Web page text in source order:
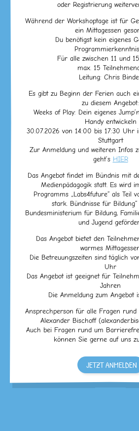
oder Registrierung
Während der Workshoptage ist für
ein Mittagessen
Du benötigst kein eigenes
Für alle zwischen 11 und
max. 15
Leitung: Chris
Es gibt zu Beginn der Ferien auch
zu diesem Angebot:
Weeks of Play: Dein eigenes
Handy entwickeln
30.07.2026 von 14:00 bis 17:30 Uhr
Stuttgart
Zur Anmeldung und weiteren Infos
geht’s HIER
Das Angebot findet im Bündnis mit
Medienpädagogik statt. Es wird
Programms „Labs4future“ als Teil
stark. Bündnisse für
Bundesministerium für Bildung,
und Jugend
Das Angebot bietet den
warmes
Die Betreuungszeiten sind täglich
Uhr
Das Angebot ist geeignet für
Jahren
Die Anmeldung zum Angebot
Ansprechperson für alle Fragen rund
Alexander Bischoff
Auch bei Fragen rund um
können Sie gerne auf uns
JETZT ANMELDEN